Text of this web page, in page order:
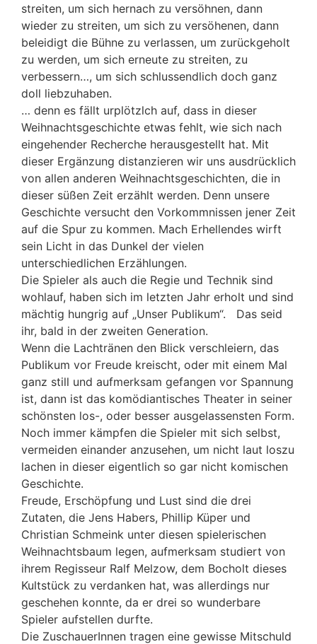
streiten, um sich hernach zu versöhnen, dann
wieder zu streiten, um sich zu versöhenen, dann
beleidigt die Bühne zu verlassen, um zurückgeholt
zu werden, um sich erneute zu streiten, zu
verbessern…, um sich schlussendlich doch ganz
doll liebzuhaben.
… denn es fällt urplötzlch auf, dass in dieser
Weihnachtsgeschichte etwas fehlt, wie sich nach
eingehender Recherche herausgestellt hat. Mit
dieser Ergänzung distanzieren wir uns ausdrücklich
von allen anderen Weihnachtsgeschichten, die in
dieser süßen Zeit erzählt werden. Denn unsere
Geschichte versucht den Vorkommnissen jener Zeit
auf die Spur zu kommen. Mach Erhellendes wirft
sein Licht in das Dunkel der vielen
unterschiedlichen Erzählungen.
Die Spieler als auch die Regie und Technik sind
wohlauf, haben sich im letzten Jahr erholt und sind
mächtig hungrig auf „Unser Publikum“. Das seid
ihr, bald in der zweiten Generation.
Wenn die Lachtränen den Blick verschleiern, das
Publikum vor Freude kreischt, oder mit einem Mal
ganz still und aufmerksam gefangen vor Spannung
ist, dann ist das komödiantisches Theater in seiner
schönsten los-, oder besser ausgelassensten Form.
Noch immer kämpfen die Spieler mit sich selbst,
vermeiden einander anzusehen, um nicht laut loszu
lachen in dieser eigentlich so gar nicht komischen
Geschichte.
Freude, Erschöpfung und Lust sind die drei
Zutaten, die Jens Habers, Phillip Küper und
Christian Schmeink unter diesen spielerischen
Weihnachtsbaum legen, aufmerksam studiert von
ihrem Regisseur Ralf Melzow, dem Bocholt dieses
Kultstück zu verdanken hat, was allerdings nur
geschehen konnte, da er drei so wunderbare
Spieler aufstellen durfte.
Die ZuschauerInnen tragen eine gewisse Mitschuld